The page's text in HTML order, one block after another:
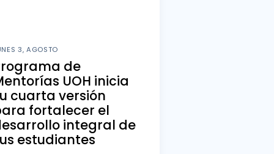
3, AGOSTO
de
UOH inicia
cuarta versión
fortalecer el
integral de
estudiantes